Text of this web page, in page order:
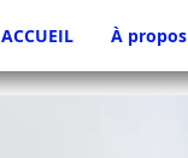
ACCUEIL À propos